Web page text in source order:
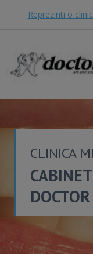
Reprezinti o
CLINICA